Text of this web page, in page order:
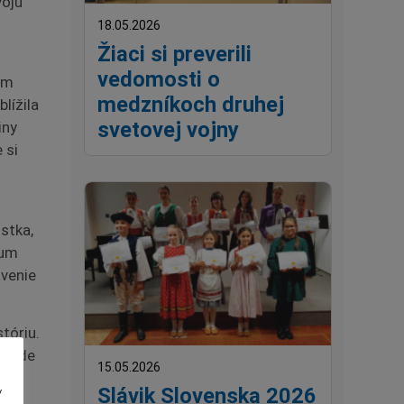
si
kde
Žiaci si preverili
vedomosti o
medzníkoch druhej
svetovej vojny
18.05.2026
Slávik Slovenska 2026
15.05.2026